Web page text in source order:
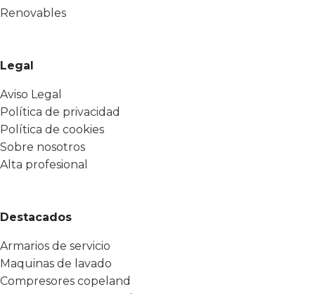
Renovables
Legal
Aviso Legal
Política de privacidad
Política de cookies
Sobre nosotros
Alta profesional
Destacados
Armarios de servicio
Maquinas de lavado
Compresores copeland